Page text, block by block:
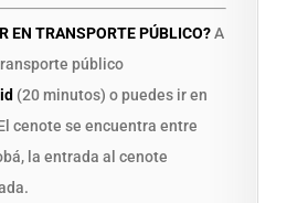
EN TRANSPORTE PÚBLICO?A
público
(20 minutos) o puedes ir en
cenote se encuentra entre
la entrada al cenote